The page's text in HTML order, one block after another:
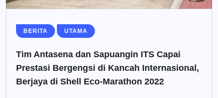
BERITA UTAMA
Tim Antasena dan Sapuangin ITS Capai
Prestasi Bergengsi di Kancah Internasional,
Berjaya di Shell Eco-Marathon 2022